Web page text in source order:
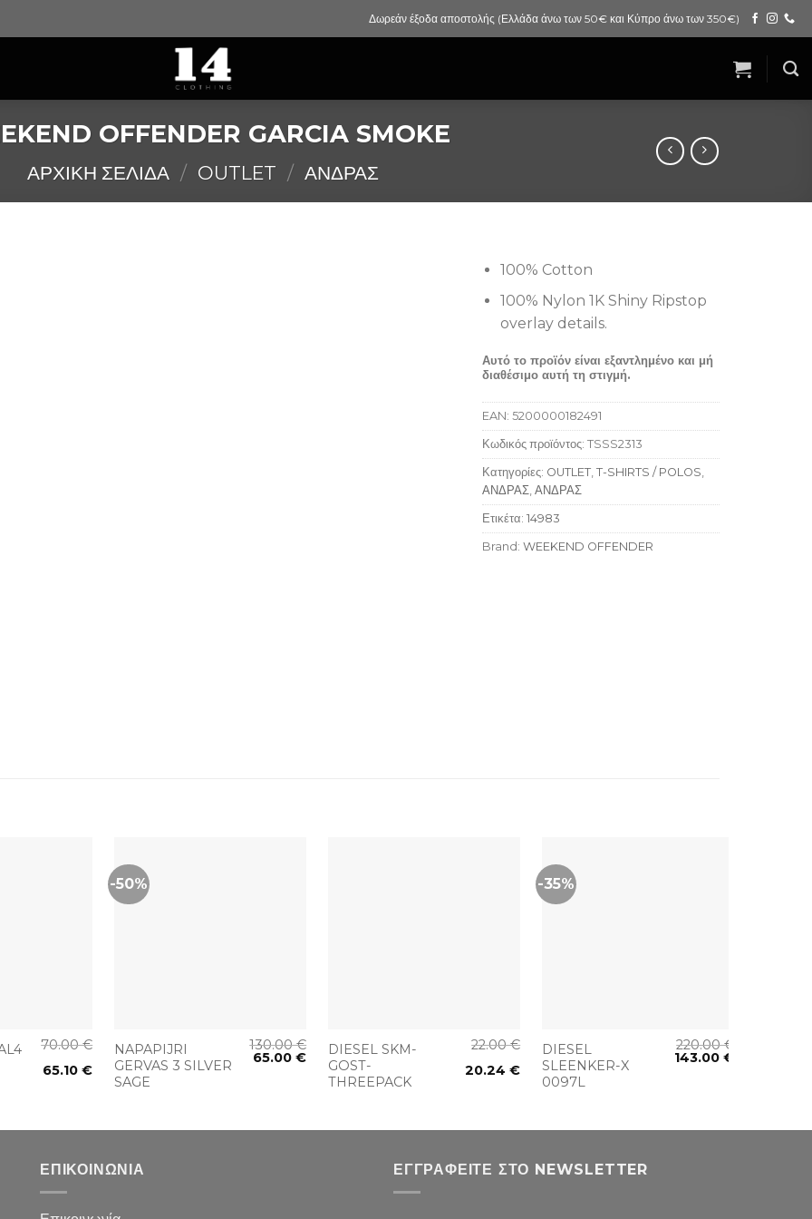
Δωρεάν έξοδα αποστολής (Ελλάδα άνω των 50€ και Κύπρο άνω των 350€)
OFFENDER GARCIA SMOKE
ΑΡΧΙΚΉ ΣΕΛΊΔΑ / OUTLET / ΑΝΔΡΑΣ
100% Cotton
100% Nylon 1K Shiny Ripstop
overlay details.
Αυτό το προϊόν είναι εξαντλημένο και μή
διαθέσιμο αυτή τη στιγμή.
EAN: 5200000182491
Κωδικός προϊόντος: TSSS2313
Κατηγορίες: OUTLET, T-SHIRTS / POLOS
ΑΝΔΡΑΣ ΑΝΔΡΑΣ
Ετικέτα: 14983
Brand: WEEKEND OFFENDER
70.00€
65.10€
-50%
NAPAPIJRI
GERVAS 3 SILVER
SAGE
130.00€
65.00€
DIESEL SKM-
GOST-
THREEPACK
22.00€
20.24€
-35%
DIESEL
SLEENKER-X
0097L
220.00€
143.00€
ΕΠΙΚΟΙΝΩΝΙΑ ΕΓΓΡΑΦΕΊΤΕ ΣΤΟ NEWSLETTER